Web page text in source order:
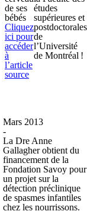
de ses
bébés
Cliquez
ici pour
accéder
à
l’article
source
études
supérieures et
postdoctorales
de
l’Université
de Montréal !
Mars 2013
-
La Dre Anne
Gallagher obtient du
financement de la
Fondation Savoy pour
un projet sur la
détection préclinique
de spasmes infantiles
chez les nourrissons.